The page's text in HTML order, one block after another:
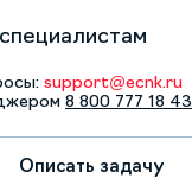
support@ecnk.ru
8 800 777 18 43
Описать задачу